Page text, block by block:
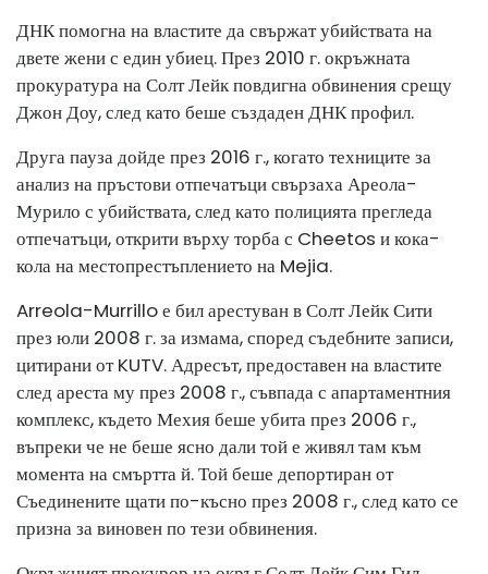
ДНК помогна на властите да свържат убийствата на
двете жени с един убиец. През 2010 г. окръжната
прокуратура на Солт Лейк повдигна обвинения срещу
Джон Доу, след като беше създаден ДНК профил.
Друга пауза дойде през 2016 г., когато техниците за
анализ на пръстови отпечатъци свързаха Ареола-
Мурило с убийствата, след като полицията прегледа
отпечатъци, открити върху торба с Cheetos и кока-
кола на местопрестъплението на Mejia.
Arreola-Murrillo е бил арестуван в Солт Лейк Сити
през юли 2008 г. за измама, според съдебните записи,
цитирани от KUTV. Адресът, предоставен на властите
след ареста му през 2008 г., съвпада с апартаментния
комплекс, където Мехия беше убита през 2006 г.,
въпреки че не беше ясно дали той е живял там към
момента на смъртта й. Той беше депортиран от
Съединените щати по-късно през 2008 г., след като се
призна за виновен по тези обвинения.